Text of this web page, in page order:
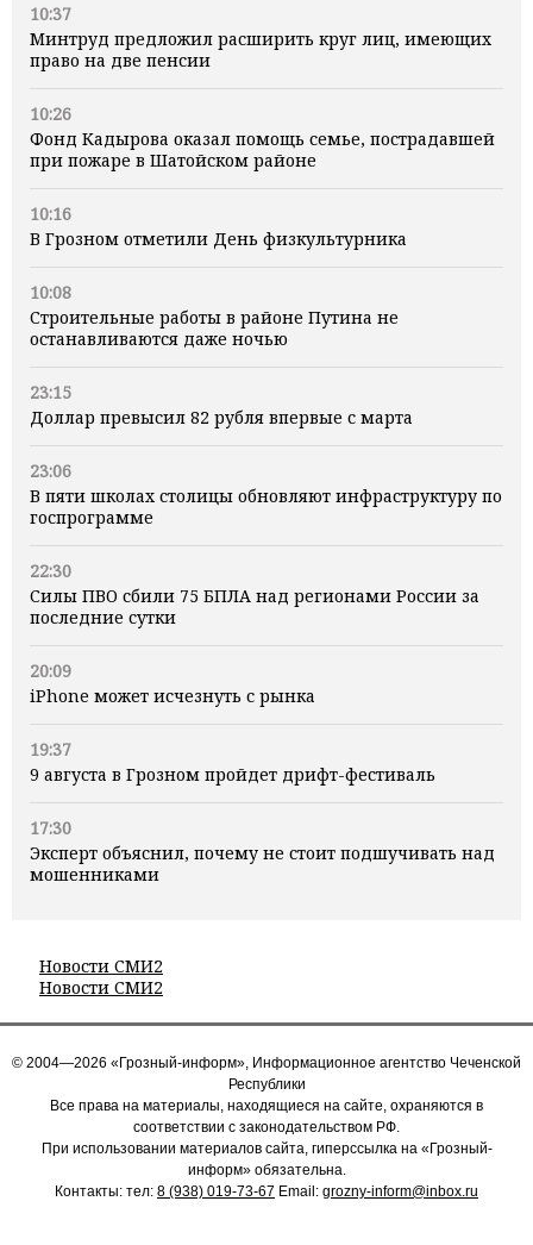
10:37
Минтруд предложил расширить круг лиц, имеющих
право на две пенсии
10:26
Фонд Кадырова оказал помощь семье, пострадавшей
при пожаре в Шатойском районе
10:16
В Грозном отметили День физкультурника
10:08
Строительные работы в районе Путина не
останавливаются даже ночью
23:15
Доллар превысил 82 рубля впервые с марта
23:06
В пяти школах столицы обновляют инфраструктуру по
госпрограмме
22:30
Силы ПВО сбили 75 БПЛА над регионами России за
последние сутки
20:09
iPhone может исчезнуть с рынка
19:37
9 августа в Грозном пройдет дрифт-фестиваль
17:30
Эксперт объяснил, почему не стоит подшучивать над
мошенниками
Новости СМИ2
Новости СМИ2
© 2004—2026 «Грозный-информ», Информационное агентство Чеченской
Республики
Все права на материалы, находящиеся на сайте, охраняются в
соответствии с законодательством РФ.
При использовании материалов сайта, гиперссылка на «Грозный-
информ» обязательна.
Контакты: тел: 8 (938) 019-73-67 Email: grozny-inform@inbox.ru